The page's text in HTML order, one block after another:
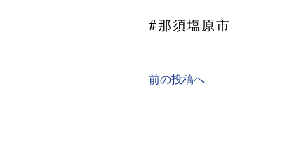
#那須塩原市
前の投稿へ